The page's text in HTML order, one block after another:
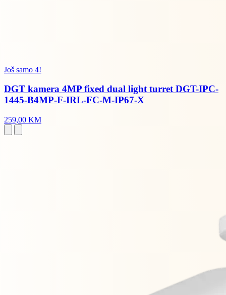
Još samo 4!
DGT kamera 4MP fixed dual light turret DGT-IPC-
1445-B4MP-F-IRL-FC-M-IP67-X
259,00 KM